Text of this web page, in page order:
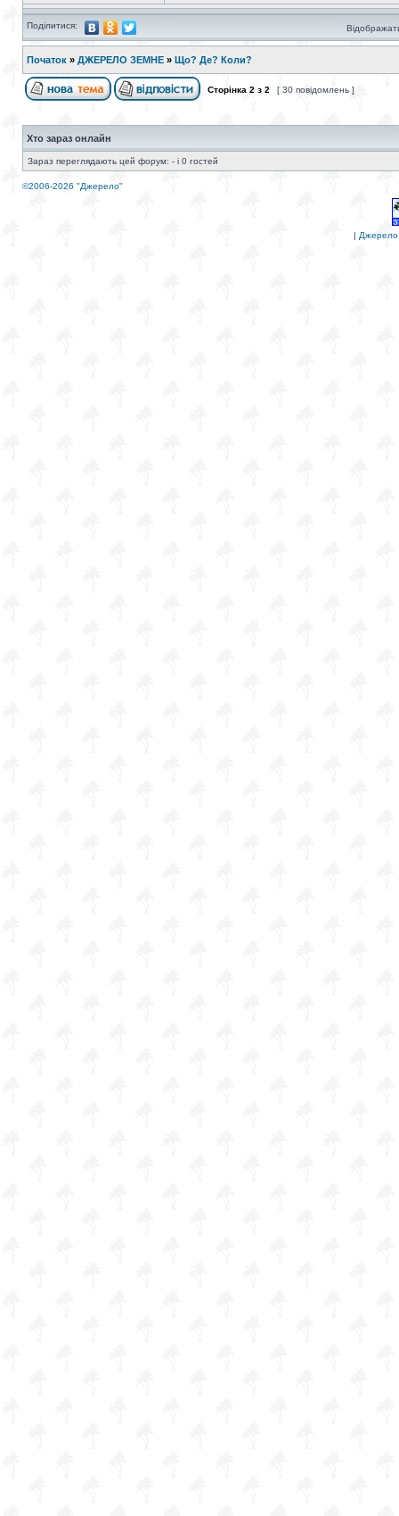
Поділитися:
Початок » ДЖЕРЕЛО ЗЕМНЕ » Що? Де? Коли?
Сторінка 2 з 2 [ 30 повідомлень ]
Хто зараз онлайн
Зараз переглядають цей форум: - і 0 гостей
©2006-2026 "Джерело"
| Джерело